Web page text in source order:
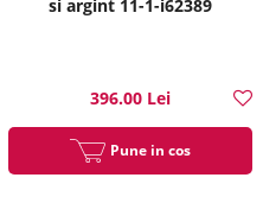
si argint 11-1-i62389
396.00 Lei
Pune in cos